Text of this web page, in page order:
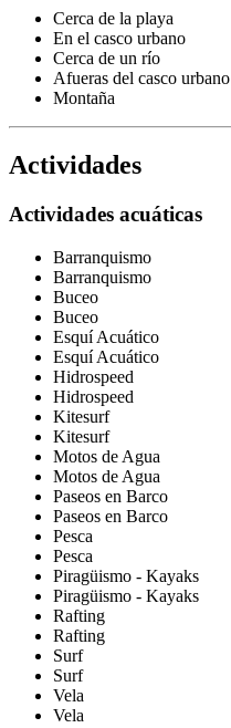
Cerca de la playa
En el casco urbano
Cerca de un río
Afueras del casco urbano
Montaña
Actividades
Actividades acuáticas
Barranquismo
Barranquismo
Buceo
Buceo
Esquí Acuático
Esquí Acuático
Hidrospeed
Hidrospeed
Kitesurf
Kitesurf
Motos de Agua
Motos de Agua
Paseos en Barco
Paseos en Barco
Pesca
Pesca
Piragüismo - Kayaks
Piragüismo - Kayaks
Rafting
Rafting
Surf
Surf
Vela
Vela